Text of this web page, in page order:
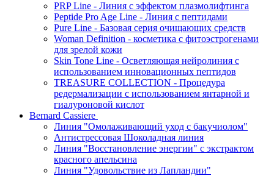
PRP Line - Линия с эффектом плазмолифтинга
Peptide Pro Age Line - Линия с пептидами
Pure Line - Базовая серия очищающих средств
Woman Definition - косметика с фитоэстрогенами
для зрелой кожи
Skin Tone Line - Осветляющая нейролиния с
использованием инновационных пептидов
TREASURE COLLECTION - Процедура
редермализации с использованием янтарной и
гиалуроновой кислот
Bernard Cassiere
Линия "Омолаживающий уход с бакучиолом"
Антистрессовая Шоколадная линия
Линия "Восстановление энергии" с экстрактом
красного апельсина
Линия "Удовольствие из Лапландии"